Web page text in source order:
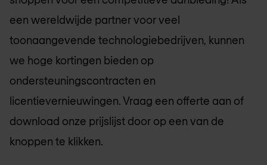
een wereldwijde partner voor veel
toonaangevende technologiebedrijven, kunnen
we hoge kortingen bieden op
ondersteuningscontracten en
licentievernieuwingen. Vraag een offerte aan of
download onze prijslijst door op een van de
knoppen te klikken.